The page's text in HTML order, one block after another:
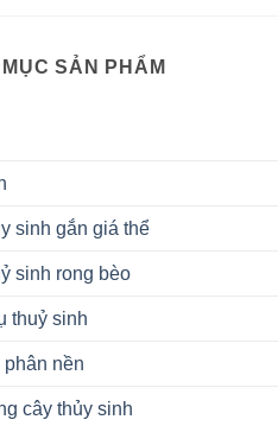
SẢN PHẨM
sinh gắn giá thể
sinh rong bèo
thuỷ sinh
nền
cây thủy sinh